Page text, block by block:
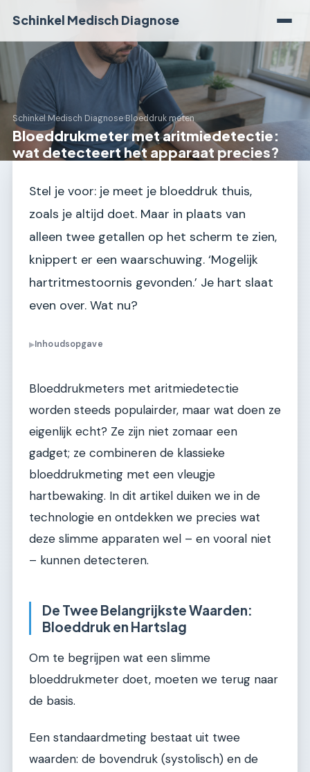
Schinkel Medisch Diagnose
Schinkel Medisch Diagnose›Bloeddruk meten
Bloeddrukmeter met aritmiedetectie:
wat detecteert het apparaat precies?
Stel je voor: je meet je bloeddruk thuis,
zoals je altijd doet. Maar in plaats van
alleen twee getallen op het scherm te zien,
knippert er een waarschuwing. ‘Mogelijk
hartritmestoornis gevonden.’ Je hart slaat
even over. Wat nu?
▶Inhoudsopgave
Bloeddrukmeters met aritmiedetectie
worden steeds populairder, maar wat doen ze
eigenlijk echt? Ze zijn niet zomaar een
gadget; ze combineren de klassieke
bloeddrukmeting met een vleugje
hartbewaking. In dit artikel duiken we in de
technologie en ontdekken we precies wat
deze slimme apparaten wel – en vooral niet
– kunnen detecteren.
De Twee Belangrijkste Waarden:
Bloeddruk en Hartslag
Om te begrijpen wat een slimme
bloeddrukmeter doet, moeten we terug naar
de basis.
Een standaardmeting bestaat uit twee
waarden: de bovendruk (systolisch) en de